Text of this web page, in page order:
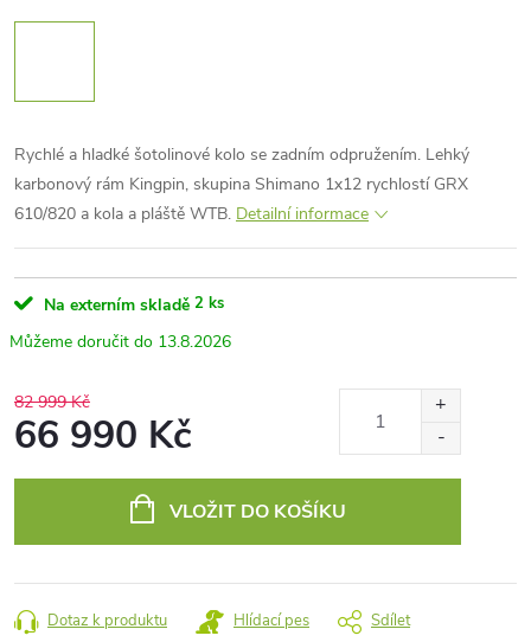
Rychlé a hladké šotolinové kolo se zadním odpružením. Lehký
karbonový rám Kingpin, skupina Shimano 1x12 rychlostí GRX
610/820 a kola a pláště WTB. Detailní informace
Na externím skladě 2 ks
13.8.2026
82 999 Kč
66 990 Kč
VLOŽIT DO KOŠÍKU
Dotaz k produktu Hlídací pes Sdílet